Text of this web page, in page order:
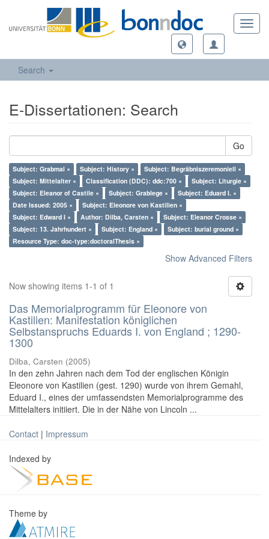
Search
E-Dissertationen: Search
Go
Subject: Grabmal × Subject: History ×
Subject: Begräbniszeremoniell ×
Subject: Mittelalter ×
Classification (DDC): ddc:700 ×
Subject: Liturgie ×
Subject: Eleanor of Castile ×
Subject: Grablege ×
Subject: Eduard I. ×
Date Issued: 2005 ×
Subject: Eleonore von Kastilien ×
Subject: Edward I ×
Author: Dilba, Carsten ×
Subject: Eleanor Crosse ×
Subject: 13. Jahrhundert ×
Subject: England ×
Subject: burial ground ×
Resource Type: doc-type:doctoralThesis ×
Show Advanced Filters
Now showing items 1-1 of 1
Das Memorialprogramm für Eleonore von
Kastilien: Manifestation königlichen
Selbstanspruchs Eduards I. von England ; 1290-
1300
Dilba, Carsten (2005)
In den zehn Jahren nach dem Tod der englischen Königin
Eleonore von Kastilien (gest. 1290) wurde von ihrem Gemahl,
Eduard I., eines der umfassendsten Memorialprogramme des
Mittelalters initiiert. Die in der Nähe von Lincoln ...
Contact | Impressum
Indexed by
Theme by